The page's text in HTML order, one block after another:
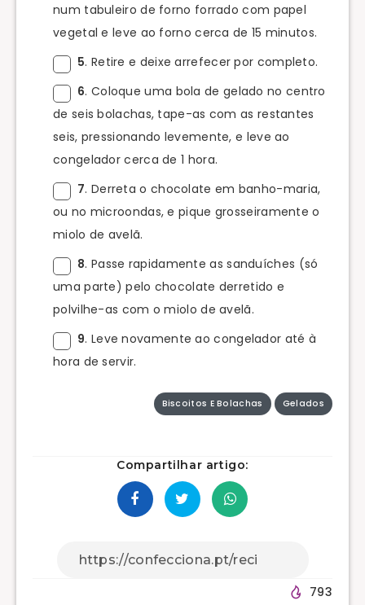
num tabuleiro de forno forrado com papel
vegetal e leve ao forno cerca de 15 minutos.
5. Retire e deixe arrefecer por completo.
6. Coloque uma bola de gelado no centro
de seis bolachas, tape-as com as restantes
seis, pressionando levemente, e leve ao
congelador cerca de 1 hora.
7. Derreta o chocolate em banho-maria,
ou no microondas, e pique grosseiramente o
miolo de avelã.
8. Passe rapidamente as sanduíches (só
uma parte) pelo chocolate derretido e
polvilhe-as com o miolo de avelã.
9. Leve novamente ao congelador até à
hora de servir.
Biscoitos E Bolachas Gelados
Compartilhar artigo:
793